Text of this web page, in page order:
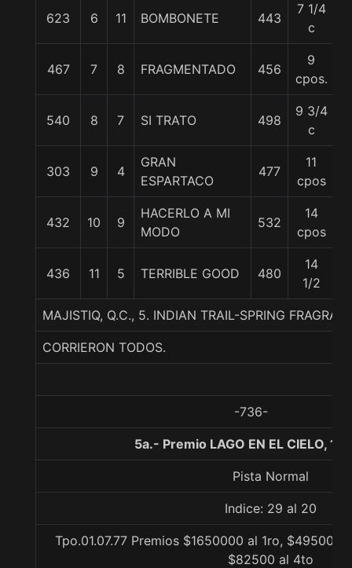
623 6 11 BOMBONETE 443
7 1/4
c
467 7 8 FRAGMENTADO 456
9
cpos.
540 8 7 SI TRATO 498
9 3/4
c
303 9 4
GRAN
ESPARTACO
477
11
cpos
432 10 9
HACERLO A MI
MODO
532
14
cpos
436 11 5 TERRIBLE GOOD 480
14
1/2
MAJISTIQ, Q.C., 5. INDIAN TRAIL-SPRING
CORRIERON TODOS.
-736-
5a.- Premio LAGO EN EL CIELO,
Pista Normal
Indice: 29 al 20
Tpo.01.07.77 Premios $1650000 al 1ro, $495000
$82500 al 4to